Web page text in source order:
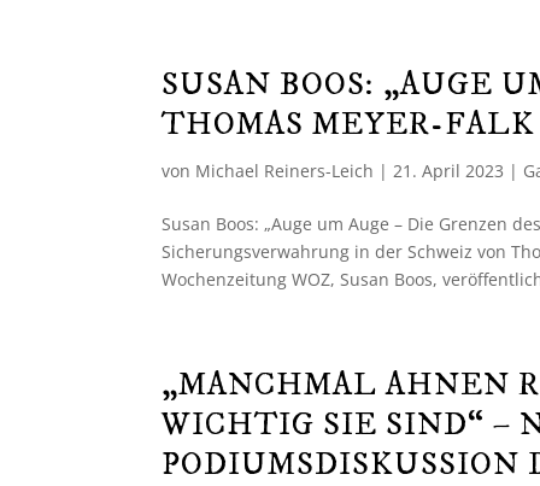
SUSAN BOOS: „AUGE
THOMAS MEYER-FALK
von Michael Reiners-Leich |21. April 2023 |
Susan Boos: „Auge um Auge – Die Grenzen
Sicherungsverwahrung in der Schweiz von
Wochenzeitung WOZ, Susan Boos,
„MANCHMAL AHNEN
WICHTIG SIE SIND“ –
PODIUMSDISKUSSION